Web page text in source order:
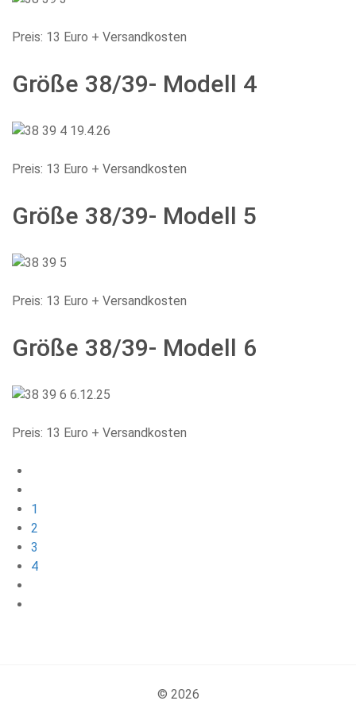
Preis: 13 Euro + Versandkosten
Größe 38/39- Modell 4
Preis: 13 Euro + Versandkosten
Größe 38/39- Modell 5
Preis: 13 Euro + Versandkosten
Größe 38/39- Modell 6
Preis: 13 Euro + Versandkosten
1
2
3
4
© 2026